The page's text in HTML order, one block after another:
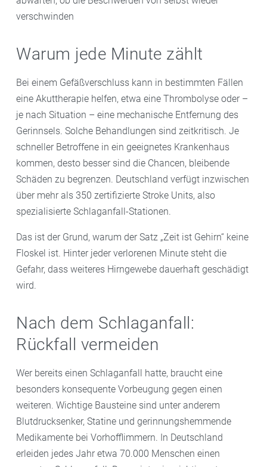
verschwinden
Warum jede Minute zählt
Bei einem Gefäßverschluss kann in bestimmten Fällen
eine Akuttherapie helfen, etwa eine Thrombolyse oder –
je nach Situation – eine mechanische Entfernung des
Gerinnsels. Solche Behandlungen sind zeitkritisch. Je
schneller Betroffene in ein geeignetes Krankenhaus
kommen, desto besser sind die Chancen, bleibende
Schäden zu begrenzen. Deutschland verfügt inzwischen
über mehr als 350 zertifizierte Stroke Units, also
spezialisierte Schlaganfall-Stationen.
Das ist der Grund, warum der Satz „Zeit ist Gehirn“ keine
Floskel ist. Hinter jeder verlorenen Minute steht die
Gefahr, dass weiteres Hirngewebe dauerhaft geschädigt
wird.
Nach dem Schlaganfall:
Rückfall vermeiden
Wer bereits einen Schlaganfall hatte, braucht eine
besonders konsequente Vorbeugung gegen einen
weiteren. Wichtige Bausteine sind unter anderem
Blutdrucksenker, Statine und gerinnungshemmende
Medikamente bei Vorhofflimmern. In Deutschland
erleiden jedes Jahr etwa 70.000 Menschen einen